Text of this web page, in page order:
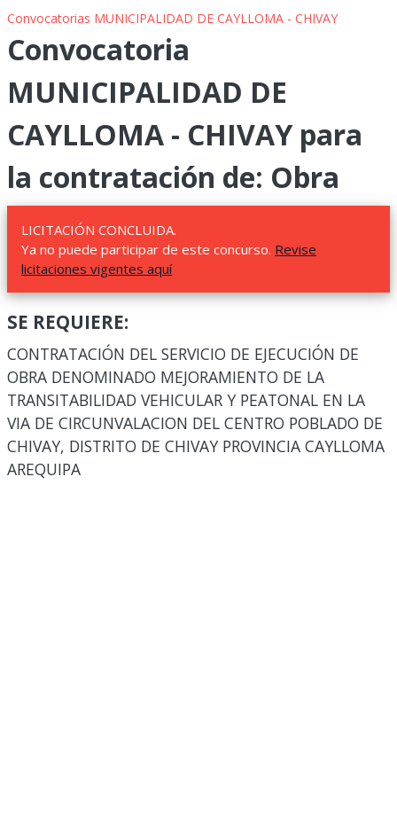
Convocatorias MUNICIPALIDAD DE CAYLLOMA - CHIVAY
Convocatoria
MUNICIPALIDAD DE
CAYLLOMA - CHIVAY para
la contratación de: Obra
LICITACIÓN CONCLUIDA.
Ya no puede participar de este concurso. Revise
licitaciones vigentes aquí
SE REQUIERE:
CONTRATACIÓN DEL SERVICIO DE EJECUCIÓN DE
OBRA DENOMINADO MEJORAMIENTO DE LA
TRANSITABILIDAD VEHICULAR Y PEATONAL EN LA
VIA DE CIRCUNVALACION DEL CENTRO POBLADO DE
CHIVAY, DISTRITO DE CHIVAY PROVINCIA CAYLLOMA
AREQUIPA